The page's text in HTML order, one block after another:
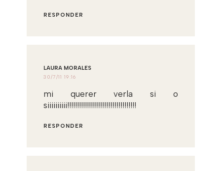
RESPONDER
LAURA MORALES
30/7/11 19:16
mi querer verla si o
siiiiiiiiii!!!!!!!!!!!!!!!!!!!!!!!!!!!!!!!!!!!
RESPONDER